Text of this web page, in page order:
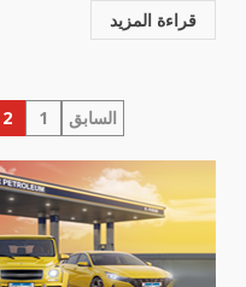
قراءة المزيد
تعدد
صفحات
المقالات
السابق 1
2